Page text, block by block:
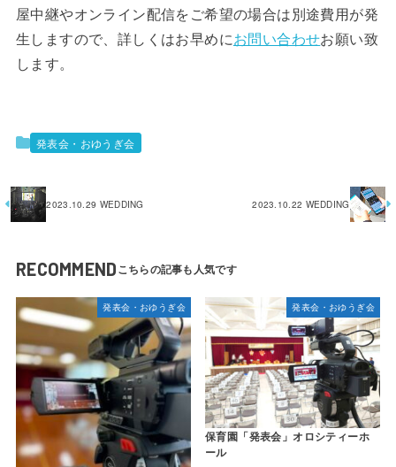
屋中継やオンライン配信をご希望の場合は別途費用が発
生しますので、詳しくはお早めにお問い合わせお願い致
します。
発表会・おゆうぎ会
2023.10.29 WEDDING 2023.10.22 WEDDING
RECOMMEND
発表会・おゆうぎ会 発表会・おゆうぎ会
保育園「発表会」オロシティーホ
ール